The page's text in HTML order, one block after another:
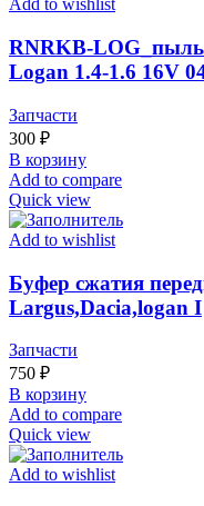
Add to wishlist
RNRKB-
Logan 1.4-1.6 16V
Запчасти
300 ₽
В корзину
Add to compare
Quick view
Add to wishlist
Буфер сжатия
Largus,Dacia,logan I
Запчасти
750 ₽
В корзину
Add to compare
Quick view
Add to wishlist